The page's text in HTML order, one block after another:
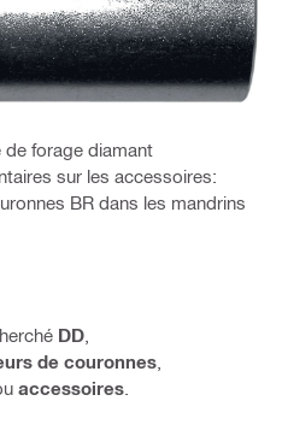
forage diamant
sur les accessoires:
BR dans les mandrins
DD
de couronnes
accessoires